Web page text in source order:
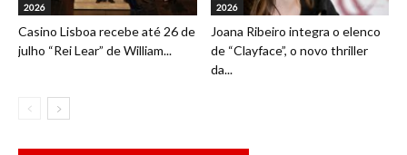
2026
Casino Lisboa recebe até 26 de
julho “Rei Lear” de William...
2026
Joana Ribeiro integra o elenco
de “Clayface”, o novo thriller
da...